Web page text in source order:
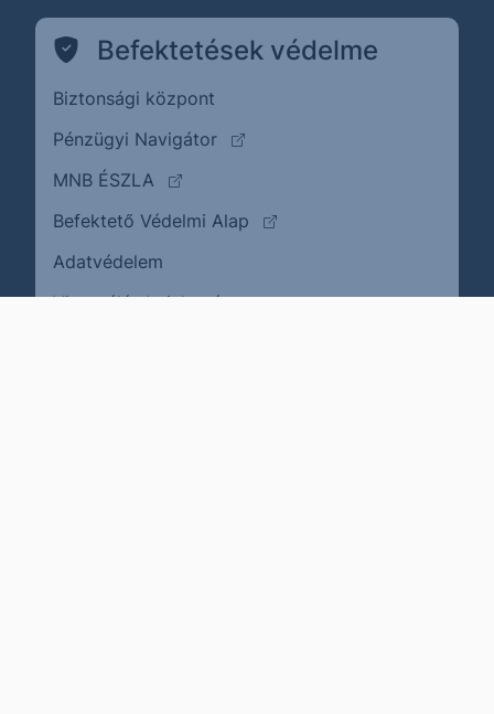
Befektetések védelme
Biztonsági központ
Pénzügyi Navigátor
(külső oldalra ugrik)
MNB ÉSZLA
(külső oldalra ugrik)
Befektető Védelmi Alap
(külső oldalra ugrik)
Adatvédelem
Visszaélés bejelentése(külső oldalra ugrik)